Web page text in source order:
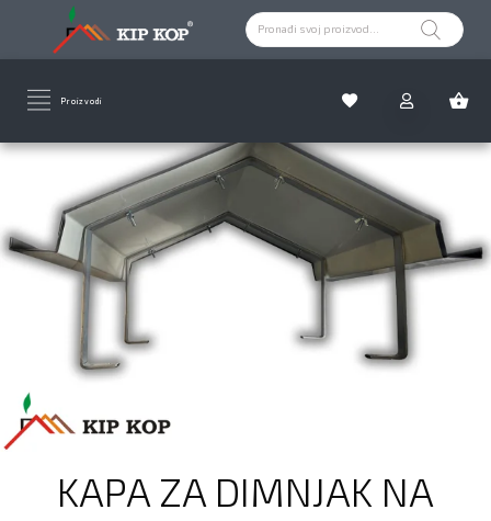
Proizvodi
KAPA ZA DIMNJAK NA